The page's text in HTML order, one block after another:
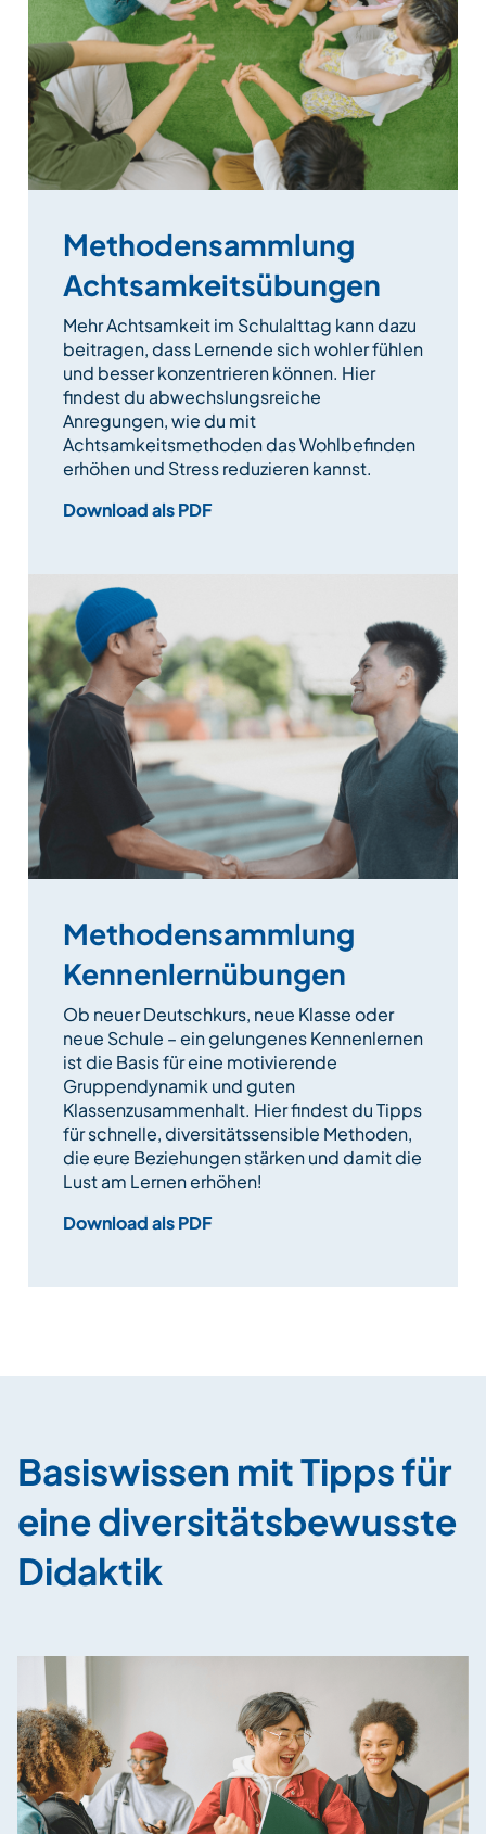
Methodensammlung
Achtsamkeitsübungen
Mehr Achtsamkeit im Schulalttag kann dazu
beitragen, dass Lernende sich wohler fühlen
und besser konzentrieren können. Hier
findest du abwechslungsreiche
Anregungen, wie du mit
Achtsamkeitsmethoden das Wohlbefinden
erhöhen und Stress reduzieren kannst.
Download als PDF
Methodensammlung
Kennenlernübungen
Ob neuer Deutschkurs, neue Klasse oder
neue Schule – ein gelungenes Kennenlernen
ist die Basis für eine motivierende
Gruppendynamik und guten
Klassenzusammenhalt. Hier findest du Tipps
für schnelle, diversitätssensible Methoden,
die eure Beziehungen stärken und damit die
Lust am Lernen erhöhen!
Download als PDF
Basiswissen mit Tipps für
eine diversitätsbewusste
Didaktik